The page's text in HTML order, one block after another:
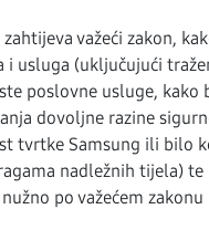
važeći zakon,
usluga (uključujući
poslovne usluge,
dovoljne razine
tvrtke Samsung ili bilo
nadležnih tijela) te
po važećem